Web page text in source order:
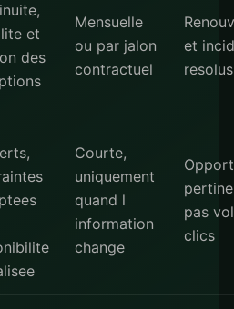
et
des
Mensuelle
ou par jalon
contractuel
et
resolus
Courte,
uniquement
quand l
information
change
pas
clics